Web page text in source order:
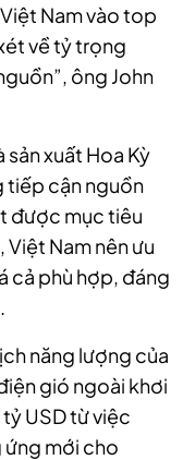
Nam vào top
về tỷ trọng
ông John
xuất Hoa Kỳ
tiếp cận nguồn
được mục tiêu
Nam nên ưu
cả phù hợp, đáng
năng lượng của
gió ngoài khơi
USD từ việc
ứng mới cho